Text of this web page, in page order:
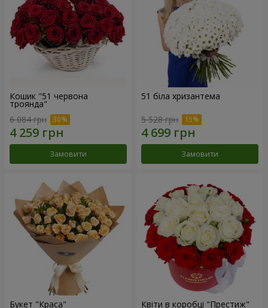
Кошик "51 червона
троянда"
6 084 грн
Замовити
51 біла хризантема
5 528 грн
Замовити
Букет "Краса" Квіти в коробці "Престиж"